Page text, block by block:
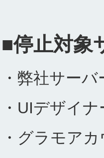
■停止対象
・弊社サー
・UIデザイ
・グラモア